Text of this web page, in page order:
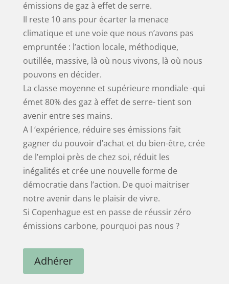
émissions de gaz à effet de serre.
Il reste 10 ans pour écarter la menace
climatique et une voie que nous n’avons pas
empruntée : l’action locale, méthodique,
outillée, massive, là où nous vivons, là où nous
pouvons en décider.
La classe moyenne et supérieure mondiale -qui
émet 80% des gaz à effet de serre- tient son
avenir entre ses mains.
A l ‘expérience, réduire ses émissions fait
gagner du pouvoir d’achat et du bien-être, crée
de l’emploi près de chez soi, réduit les
inégalités et crée une nouvelle forme de
démocratie dans l’action. De quoi maitriser
notre avenir dans le plaisir de vivre.
Si Copenhague est en passe de réussir zéro
émissions carbone, pourquoi pas nous ?
Adhérer